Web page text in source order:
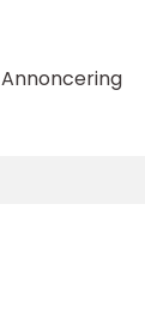
Annoncering